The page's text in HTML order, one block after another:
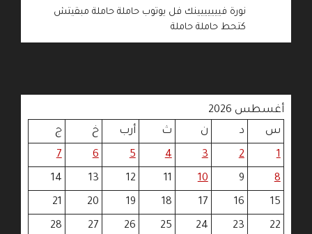
نورة فييييييينك فل يوتوب حاملة حاملة مبقيتش
كتحط حاملة حاملة
أغسطس 2026
س
د ن ث أرب خ
ج
1
2
3
4
5
6
7
8
9
10
11
12
13
14
15
16
17
18
19
20
21
22
23
24
25
26
27
28